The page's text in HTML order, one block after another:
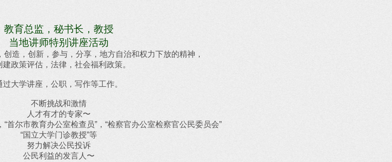
教育总监，秘书长，教授
当地讲师特别讲座活动
造，创新，参与，分享，地方自治和权力下放的精神，
建政策评估，法律，社会福利政策。
过大学讲座，公职，写作等工作。
不断挑战和激情
人才有才的专家〜
“首尔市教育办公室检查员”，“检察官办公室检察官公民委员会”
“国立大学门诊教授”等
努力解决公民投诉
公民利益的发言人〜